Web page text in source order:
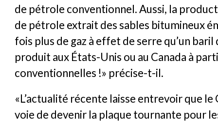
de pétrole conventionnel. Aussi, la
de pétrole extrait des sables bitumineux
fois plus de gaz à effet de serre qu’un
produit aux États-Unis ou au Canada à
conventionnelles !» précise-t-il.
«L’actualité récente laisse entrevoir que le
voie de devenir la plaque tournante pour